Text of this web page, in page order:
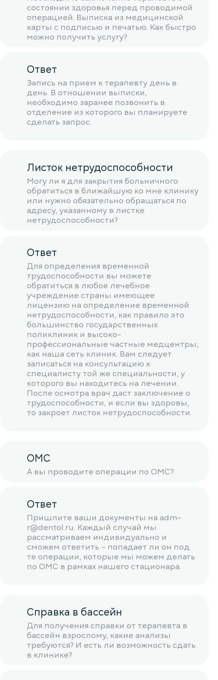
состоянии здоровья перед проводимой
операцией. Выписка из медицинской
карты с подписью и печатью. Как быстро
можно получить услугу?
Ответ
Запись на прием к терапевту день в
день. В отношении выписки,
необходимо заранее позвонить в
отделение из которого вы планируете
сделать запрос.
Листок нетрудоспособности
Могу ли я для закрытия больничного
обратиться в ближайшую ко мне клинику
или нужно обязательно обращаться по
адресу, указанному в листке
нетрудоспособности?
Ответ
Для определения временной
трудоспособности вы можете
обратиться в любое лечебное
учреждение страны имеющее
лицензию на определение временной
нетрудоспособности, как правило это
большинство государственных
поликлиник и высоко-
профессиональные частные медцентры,
как наша сеть клиник. Вам следует
записаться на консультацию к
специалисту той же специальности, у
которого вы находитесь на лечении.
После осмотра врач даст заключение о
трудоспособности, и если вы здоровы,
то закроет листок нетрудоспособности.
ОМС
А вы проводите операции по ОМС?
Ответ
Пришлите ваши документы на adm-
r@dentol.ru. Каждый случай мы
рассматриваем индивидуально и
сможем ответить – попадает ли он под
те операции, которые мы можем делать
по ОМС в рамках нашего стационара.
Справка в бассейн
Для получения справки от терапевта в
бассейн взрослому, какие анализы
требуются? И есть ли возможность сдать
в клинике?